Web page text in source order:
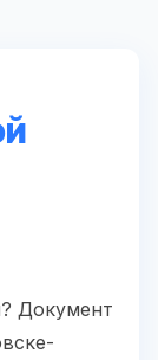
Документ